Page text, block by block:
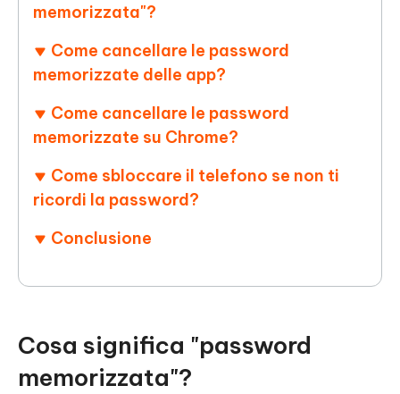
memorizzata"?
Come cancellare le password
memorizzate delle app?
Come cancellare le password
memorizzate su Chrome?
Come sbloccare il telefono se non ti
ricordi la password?
Conclusione
Cosa significa "password
memorizzata"?